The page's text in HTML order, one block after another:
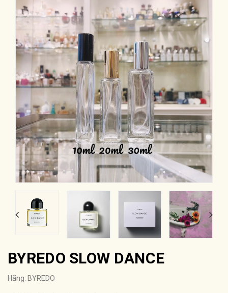
BYREDO SLOW DANCE
Hãng: BYREDO